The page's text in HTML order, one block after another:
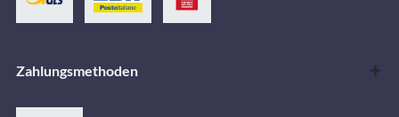
Zahlungsmethoden